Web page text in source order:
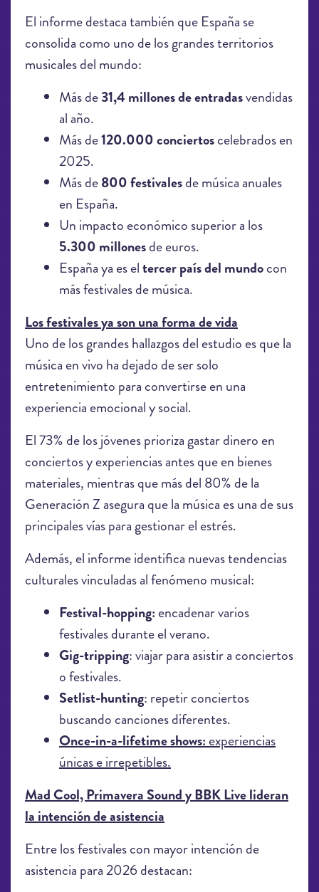
El informe destaca también que España se
consolida como uno de los grandes territorios
musicales del mundo:
Más de31,4 millones de entradasvendidas
al año.
Más de120.000 conciertoscelebrados en
2025.
Más de800 festivalesde música anuales
en España.
Un impacto económico superior a los
5.300 millonesde euros.
España ya es eltercer país del mundocon
más festivales de música.
Los festivales ya son una forma de vida
Uno de los grandes hallazgos del estudio es que la
música en vivo ha dejado de ser solo
entretenimiento para convertirse en una
experiencia emocional y social.
El 73% de los jóvenes prioriza gastar dinero en
conciertos y experiencias antes que en bienes
materiales, mientras que más del 80% de la
Generación Z asegura que la música es una de sus
principales vías para gestionar el estrés.
Además, el informe identifica nuevas tendencias
culturales vinculadas al fenómeno musical:
Festival-hopping:encadenar varios
festivales durante el verano.
Gig-tripping: viajar para asistir a conciertos
o festivales.
Setlist-hunting: repetir conciertos
buscando canciones diferentes.
Once-in-a-lifetime shows:experiencias
únicas e irrepetibles.
Mad Cool, Primavera Sound y BBK Live lideran
la intención de asistencia
Entre los festivales con mayor intención de
asistencia para 2026 destacan: